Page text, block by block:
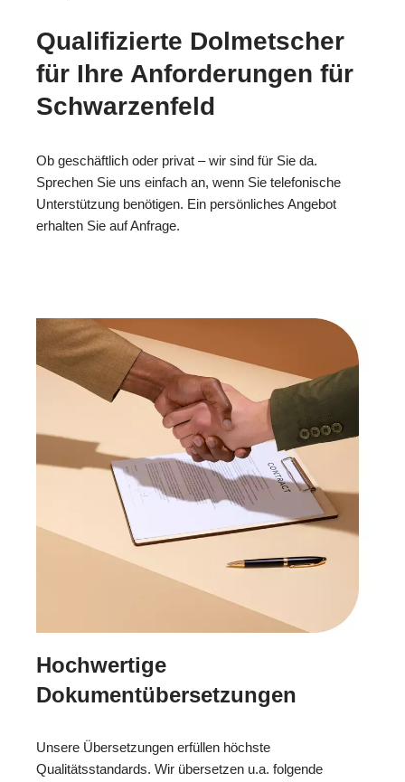
Qualifizierte Dolmetscher
für Ihre Anforderungen für
Schwarzenfeld
Ob geschäftlich oder privat – wir sind für Sie da.
Sprechen Sie uns einfach an, wenn Sie telefonische
Unterstützung benötigen. Ein persönliches Angebot
erhalten Sie auf Anfrage.
Hochwertige
Dokumentübersetzungen
Unsere Übersetzungen erfüllen höchste
Qualitätsstandards. Wir übersetzen u.a. folgende